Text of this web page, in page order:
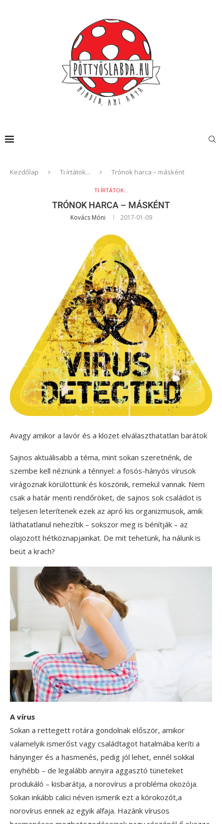
Kezdőlap Ti írtátok... Trónok harca – másként
TI ÍRTÁTOK...
TRÓNOK HARCA – MÁSKÉNT
Kovács Móni 2017-01-09
Avagy amikor a lavór és a klozet elválaszthatatlan barátok
Sajnos aktuálisabb a téma, mint sokan szeretnénk, de
szembe kell néznünk a ténnyel: a fosós-hányós vírusok
virágoznak körülöttünk és köszönik, remekül vannak. Nem
csak a határ menti rendőröket, de sajnos sok családot is
teljesen leterítenek ezek az apró kis organizmusok, amik
láthatatlanul nehezítik – sokszor meg is bénítják – az
olajozott hétköznapjainkat. De mit tehetünk, ha nálunk is
beüt a krach?
A vírus
Sokan a rettegett rotára gondolnak először, amikor
valamelyik ismerőst vagy családtagot hatalmába keríti a
hányinger és a hasmenés, pedig jól lehet, ennél sokkal
enyhébb – de legalább annyira aggasztó tüneteket
produkáló – kisbarátja, a norovírus a probléma okozója.
Sokan inkább calici néven ismerik ezt a kórokozót,a
norovírus ennek az egyik alfaja. Hazánk vírusos